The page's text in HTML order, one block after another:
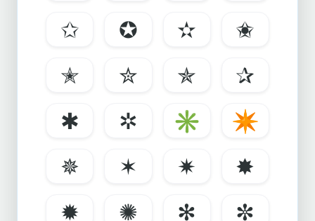
✩
✪ ✫
✬
✭
✮ ✯
✰
✱
✲ ✳
✴
✵
✶ ✷
✸
✹
✺ ✻
✼